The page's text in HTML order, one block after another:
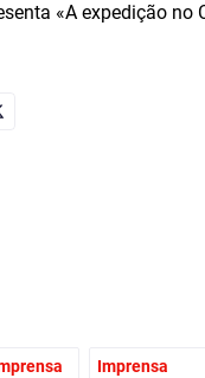
«A expedição no
Imprensa